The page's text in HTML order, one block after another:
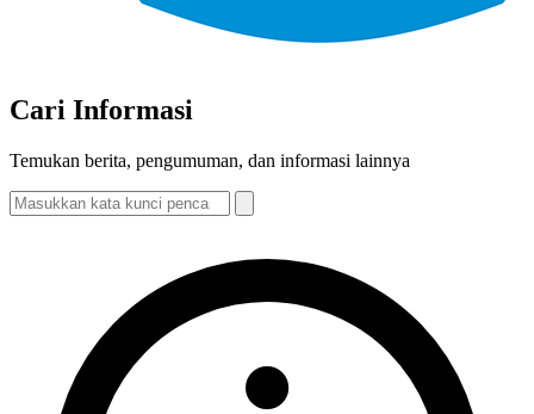
Cari Informasi
Temukan berita, pengumuman, dan informasi lainnya